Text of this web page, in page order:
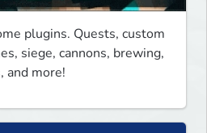
plugins. Quests, custom
siege, cannons, brewing,
and more!